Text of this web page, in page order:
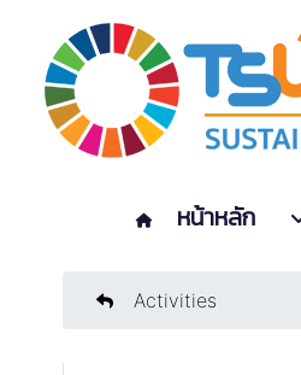
หน้าหลัก
Activities